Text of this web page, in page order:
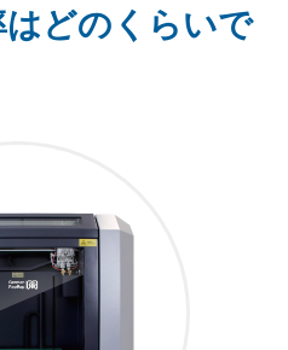
どのくらいで